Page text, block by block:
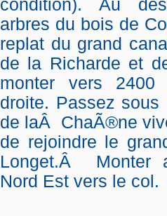
condition). Au
arbres du bois de
replat du grand
de la Richarde et
monter vers
droite. Passez
de laÂ ChaÃ®ne
de rejoindre le
Longet.Â Monter
Nord Est vers le col.